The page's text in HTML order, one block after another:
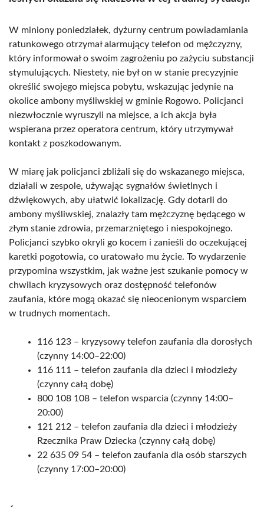
W miniony poniedziałek, dyżurny centrum powiadamiania
ratunkowego otrzymał alarmujący telefon od mężczyzny,
który informował o swoim zagrożeniu po zażyciu substancji
stymulujących. Niestety, nie był on w stanie precyzyjnie
określić swojego miejsca pobytu, wskazując jedynie na
okolice ambony myśliwskiej w gminie Rogowo. Policjanci
niezwłocznie wyruszyli na miejsce, a ich akcja była
wspierana przez operatora centrum, który utrzymywał
kontakt z poszkodowanym.
W miarę jak policjanci zbliżali się do wskazanego miejsca,
działali w zespole, używając sygnałów świetlnych i
dźwiękowych, aby ułatwić lokalizację. Gdy dotarli do
ambony myśliwskiej, znalazły tam mężczyznę będącego w
złym stanie zdrowia, przemarzniętego i niespokojnego.
Policjanci szybko okryli go kocem i zanieśli do oczekującej
karetki pogotowia, co uratowało mu życie. To wydarzenie
przypomina wszystkim, jak ważne jest szukanie pomocy w
chwilach kryzysowych oraz dostępność telefonów
zaufania, które mogą okazać się nieocenionym wsparciem
w trudnych momentach.
116 123 – kryzysowy telefon zaufania dla dorosłych
(czynny 14:00–22:00)
116 111 – telefon zaufania dla dzieci i młodzieży
(czynny całą dobę)
800 108 108 – telefon wsparcia (czynny 14:00–
20:00)
121 212 – telefon zaufania dla dzieci i młodzieży
Rzecznika Praw Dziecka (czynny całą dobę)
22 635 09 54 – telefon zaufania dla osób starszych
(czynny 17:00–20:00)